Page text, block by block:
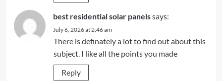
best residential solar panelssays:
July 6, 2026 at 2:46 am
There is definately a lot to find out about this
subject. I like all the points you made
Reply